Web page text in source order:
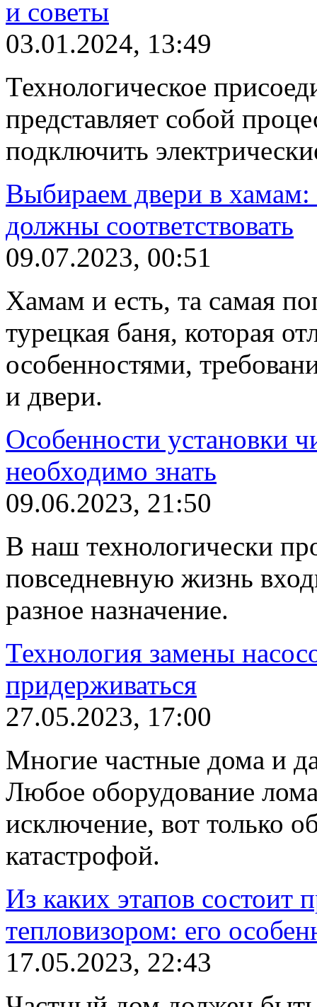
и советы
03.01.2024, 13:49
Технологическое
представляет собой
подключить
Выбираем двери в
должны соответствовать
09.07.2023, 00:51
Хамам и есть, та самая
турецкая баня, которая
особенностями,
и двери.
Особенности установки
необходимо знать
09.06.2023, 21:50
В наш технологически
повседневную жизнь
разное назначение.
Технология замены
придерживаться
27.05.2023, 17:00
Многие частные дома и
Любое оборудование
исключение, вот только
катастрофой.
Из каких этапов состоит
тепловизором: его
17.05.2023, 22:43